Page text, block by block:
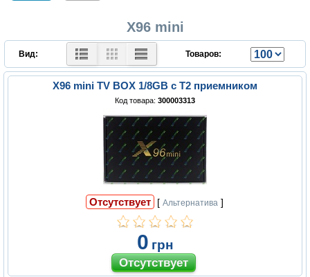
X96 mini
Вид: Товаров:
X96 mini TV BOX 1/8GB с Т2 приемником
Код товара: 300003313
Отсутствует [Альтернатива ]
0 грн